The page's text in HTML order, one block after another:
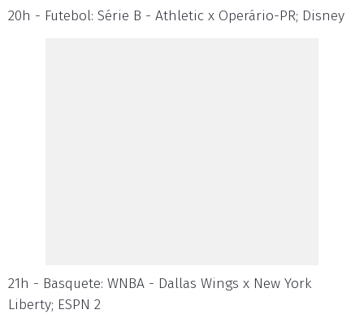
20h - Futebol: Série B - Athletic x Operário-PR; Disney
21h - Basquete: WNBA - Dallas Wings x New York
Liberty; ESPN 2